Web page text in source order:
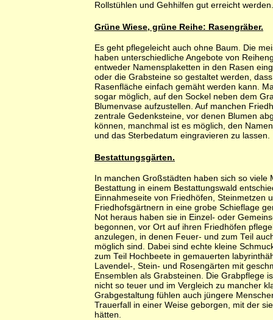
Rollstühlen und Gehhilfen gut erreicht werden.
Grüne Wiese, grüne Reihe: Rasengräber.
Es geht pflegeleicht auch ohne Baum. Die
haben unterschiedliche Angebote von
entweder Namensplaketten in den Rasen
oder die Grabsteine so gestaltet werden,
Rasenfläche einfach gemäht werden kann.
sogar möglich, auf den Sockel neben dem
Blumenvase aufzustellen. Auf manchen
zentrale Gedenksteine, vor denen Blumen
können, manchmal ist es möglich, den
und das Sterbedatum eingravieren zu lassen.
Bestattungsgärten.
In manchen Großstädten haben sich so viele
Bestattung in einem Bestattungswald
Einnahmeseite von Friedhöfen, Steinmetzen
Friedhofsgärtnern in eine grobe Schieflage
Not heraus haben sie in Einzel- oder
begonnen, vor Ort auf ihren Friedhöfen
anzulegen, in denen Feuer- und zum Teil
möglich sind. Dabei sind echte kleine
zum Teil Hochbeete in gemauerten
Lavendel-, Stein- und Rosengärten mit
Ensemblen als Grabsteinen. Die Grabpflege
nicht so teuer und im Vergleich zu mancher
Grabgestaltung fühlen auch jüngere
Trauerfall in einer Weise geborgen, mit der
hätten.